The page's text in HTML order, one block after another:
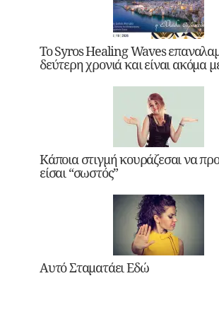
Το Syros Healing Waves
δεύτερη χρονιά και είναι ακόμα
Κάποια στιγμή κουράζεσαι να
είσαι “σωστός”
Αυτό Σταματάει Εδώ